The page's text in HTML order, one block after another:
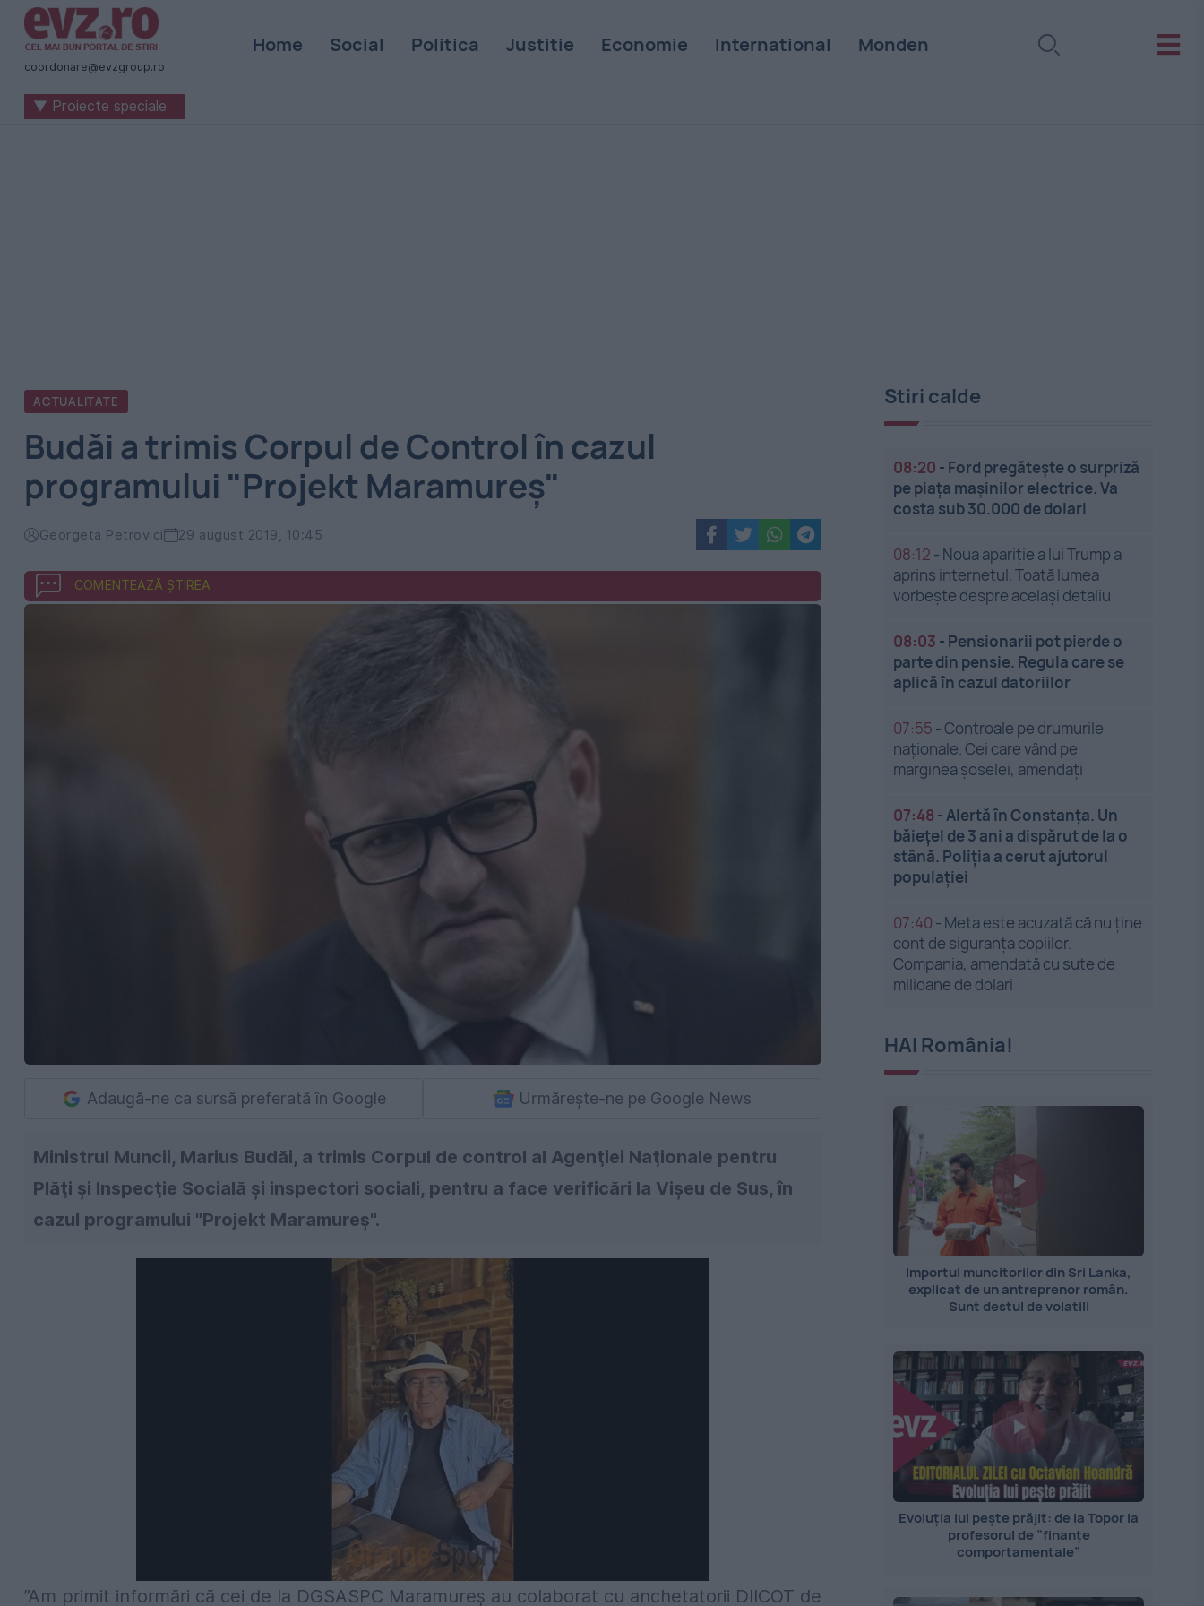
Știri
naționale
internaționale
coordonare@evzgroup.ro
Home Social Politica Justitie Economie International Monden
▼ Proiecte speciale
ACTUALITATE
Budăi a trimis Corpul de Control în cazul
programului "Projekt Maramureş"
Georgeta Petrovici 29 august 2019, 10:45
COMENTEAZĂ ȘTIREA
Adaugă-ne ca sursă preferată în Google Urmărește-ne pe Google News
Ministrul Muncii, Marius Budăi, a trimis Corpul de control al Agenţiei Naţionale pentru
Plăţi şi Inspecţie Socială şi inspectori sociali, pentru a face verificări la Vișeu de Sus, în
cazul programului "Projekt Maramureş".
”Am primit informări că cei de la DGSASPC Maramureş au colaborat cu anchetatorii DIICOT de
Stiri calde
08:20 - Ford pregătește o surpriză
pe piața mașinilor electrice. Va
costa sub 30.000 de dolari
08:12 - Noua apariție a lui Trump a
aprins internetul. Toată lumea
vorbește despre același detaliu
08:03 - Pensionarii pot pierde o
parte din pensie. Regula care se
aplică în cazul datoriilor
07:55 -Controale pe drumurile
naționale. Cei care vând pe
marginea șoselei, amendați
07:48 -Alertă în Constanța. Un
băiețel de 3 ani a dispărut de la o
stână. Poliția a cerut ajutorul
populației
07:40 - Meta este acuzată că nu ține
cont de siguranța copiilor.
Compania, amendată cu sute de
milioane de dolari
HAI România!
Importul muncitorilor din Sri Lanka,
explicat de un antreprenor român.
Sunt destul de volatili
Evoluția lui pește prăjit: de la Topor la
profesorul de ”finanțe
comportamentale”